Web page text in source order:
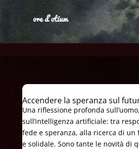
Accendere la speranza sul
Una riflessione profonda
sull’intelligenza artificiale: tra
fede e speranza, alla ricerca di
e solidale. Sono tante le novità di